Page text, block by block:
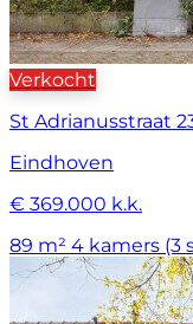
Verkocht
St Adrianusstraat
Eindhoven
€ 369.000 k.k.
89 m² 4 kamers (3